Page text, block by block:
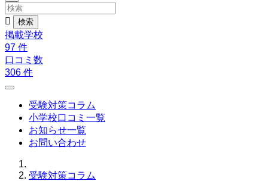

掲載学校
97 件
口コミ数
306 件
受験対策コラム
小学校口コミ一覧
お知らせ一覧
お問い合わせ
受験対策コラム